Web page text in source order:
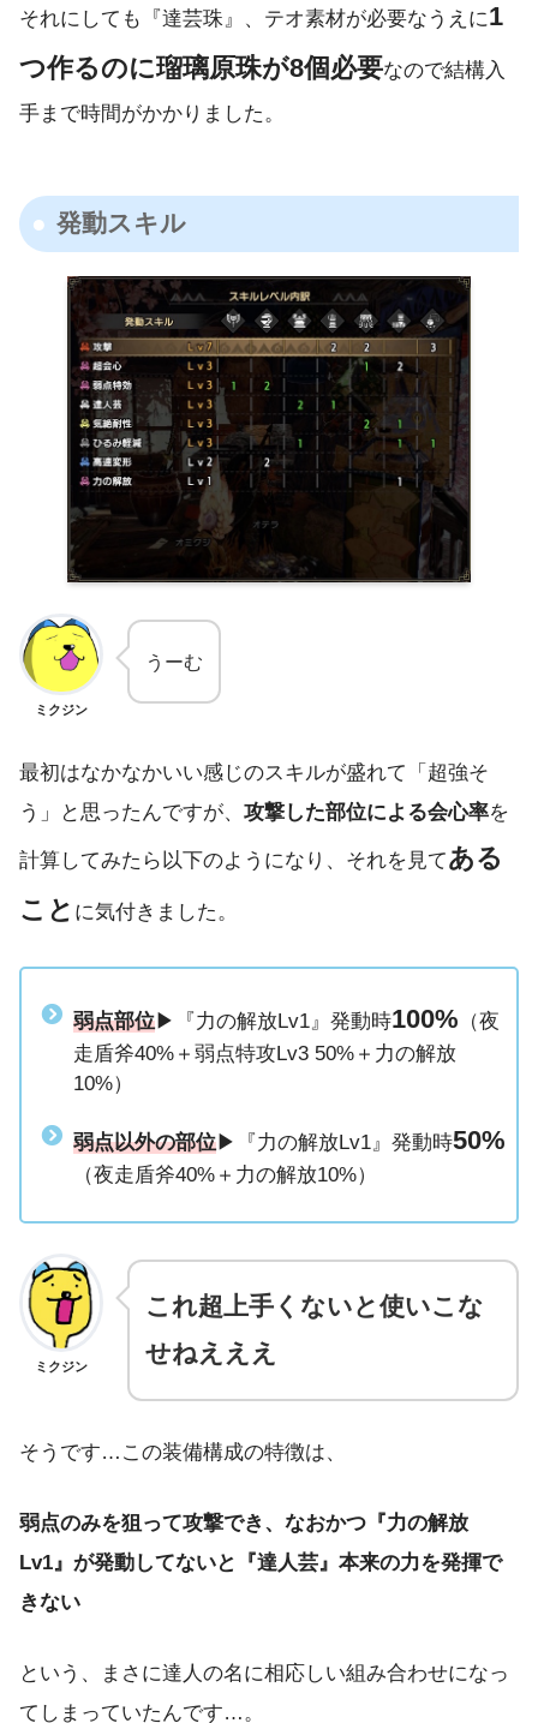
それにしても『達芸珠』、テオ素材が必要なうえに1
つ作るのに瑠璃原珠が8個必要なので結構入
手まで時間がかかりました。
発動スキル
ミクジン
うーむ
最初はなかなかいい感じのスキルが盛れて「超強そ
う」と思ったんですが、 攻撃した部位による会心率を
計算してみたら以下のようになり、それを見てある
こと に気付きました。
弱点部位▶︎『力の解放Lv1』発動時100% （夜
走盾斧40%＋弱点特攻Lv3 50%＋力の解放
10%）
弱点以外の部位▶︎『力の解放Lv1』発動時50%
（夜走盾斧40%＋力の解放10%）
ミクジン
これ超上手くないと使いこな
せねえええ
そうです…この装備構成の特徴は、
弱点のみを狙って攻撃でき 、なおかつ『力の解放
Lv1』が発動してないと『達人芸』本来の力を発揮で
きない
という、まさに達人の名に相応しい組み合わせになっ
てしまっていたんです…。